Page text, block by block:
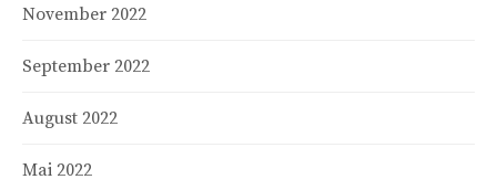
November 2022
September 2022
August 2022
Mai 2022